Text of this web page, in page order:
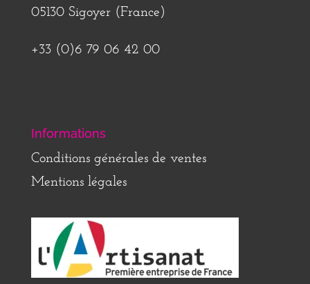
05130 Sigoyer (France)
+33 (0)6 79 06 42 00
Informations
Conditions générales de ventes
Mentions légales